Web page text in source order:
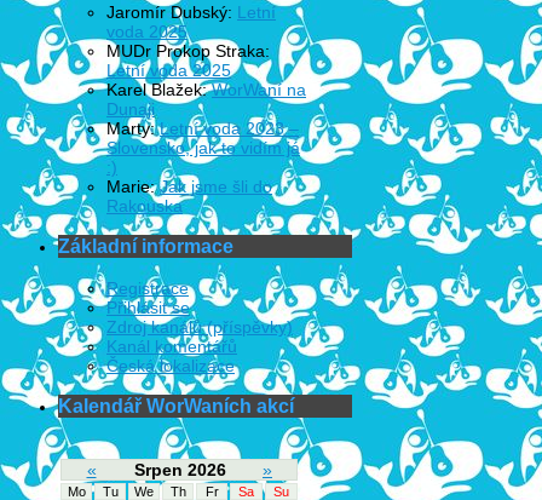
Jaromír Dubský: Letní
voda 2025
MUDr Prokop Straka:
Letní voda 2025
Karel Blažek:WorWaní na
Dunaji
Marty:Letní voda 2023 –
Slovensko, jak to vidím já
:)
Marie:Jak jsme šli do
Rakouska
Základní informace
Registrace
Přihlásit se
Zdroj kanálů (příspěvky)
Kanál komentářů
Česká lokalizace
Kalendář WorWaních akcí
« Srpen 2026 »
Mo Tu We Th Fr Sa Su